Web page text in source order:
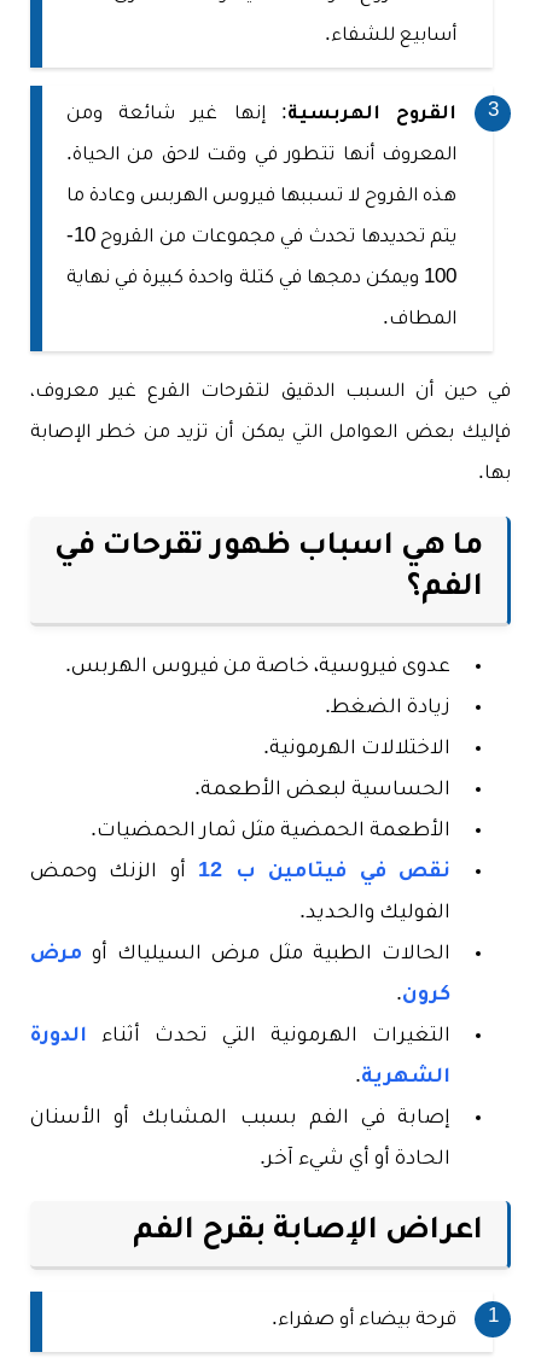
أسابيع للشفاء.
القروح الهربسية: إنها غير شائعة ومن
المعروف أنها تتطور في وقت لاحق من الحياة.
هذه القروح لا تسببها فيروس الهربس وعادة ما
يتم تحديدها تحدث في مجموعات من القروح 10-
100 ويمكن دمجها في كتلة واحدة كبيرة في نهاية
المطاف.
في حين أن السبب الدقيق لتقرحات القرع غير معروف،
فإليك بعض العوامل التي يمكن أن تزيد من خطر الإصابة
بها.
ما هي اسباب ظهور تقرحات في
الفم؟
عدوى فيروسية، خاصة من فيروس الهربس.
زيادة الضغط.
الاختلالات الهرمونية.
الحساسية لبعض الأطعمة.
الأطعمة الحمضية مثل ثمار الحمضيات.
نقص في فيتامين ب 12
أو الزنك وحمض
الفوليك والحديد.
الحالات الطبية مثل مرض السيلياك أو مرض
كرون.
التغيرات الهرمونية التي تحدث أثناء الدورة
الشهرية.
إصابة في الفم بسبب المشابك أو الأسنان
الحادة أو أي شيء آخر.
اعراض الإصابة بقرح الفم
قرحة بيضاء أو صفراء.